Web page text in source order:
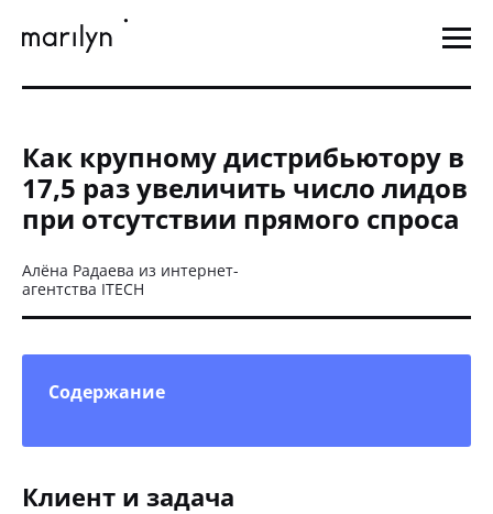
Как крупному дистрибьютору в
17,5 раз увеличить число лидов
при отсутствии прямого спроса
Алёна Радаева из интернет-
агентства ITECH
Содержание
Клиент и задача